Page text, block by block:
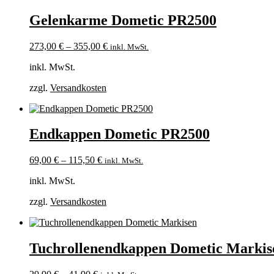
Gelenkarme Dometic PR2500
273,00 € – 355,00 € inkl. MwSt.
inkl. MwSt.
zzgl. Versandkosten
Endkappen Dometic PR2500
69,00 € – 115,50 € inkl. MwSt.
inkl. MwSt.
zzgl. Versandkosten
Tuchrollenendkappen Dometic